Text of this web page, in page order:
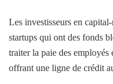
Les investisseurs en
startups qui ont des fonds
traiter la paie des employés
offrant une ligne de crédit